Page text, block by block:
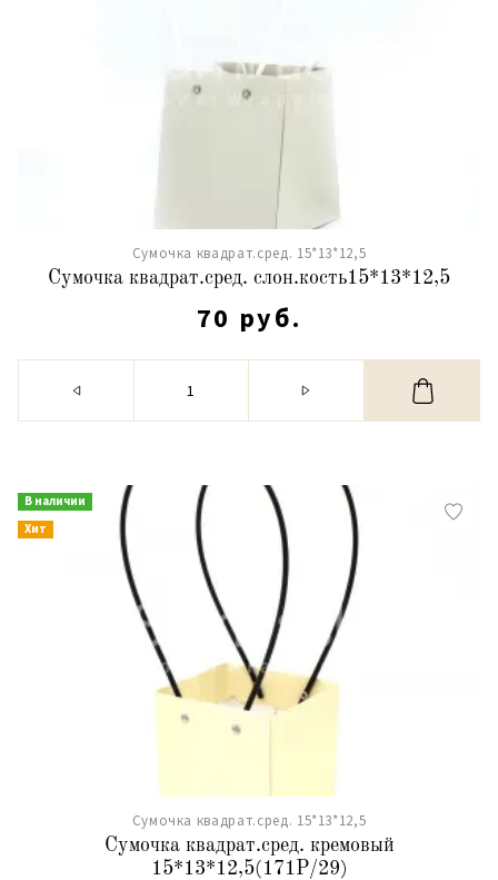
Сумочка квадрат.сред. 15*13*12,5
Сумочка квадрат.сред. слон.кость15*13*12,5
70 руб.
В наличии
Хит
Сумочка квадрат.сред. 15*13*12,5
Сумочка квадрат.сред. кремовый
15*13*12,5(171Р/29)